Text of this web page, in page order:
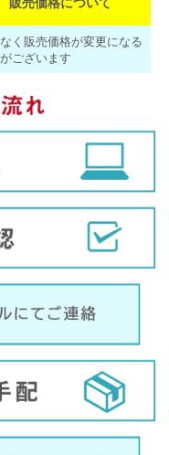
く販売価格が変更になる
ございます